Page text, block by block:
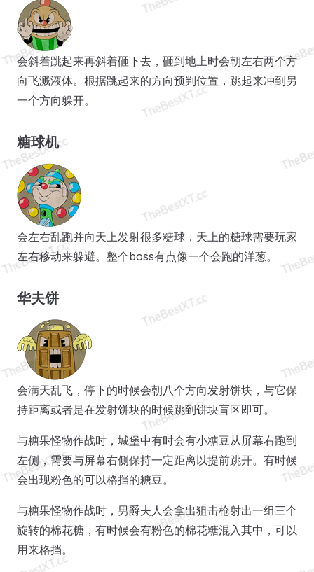
会斜着跳起来再斜着砸下去，砸到地上时会朝左右两个方
向飞溅液体。根据跳起来的方向预判位置，跳起来冲到另
一个方向躲开。
糖球机
会左右乱跑并向天上发射很多糖球，天上的糖球需要玩家
左右移动来躲避。整个boss有点像一个会跑的洋葱。
华夫饼
会满天乱飞，停下的时候会朝八个方向发射饼块，与它保
持距离或者是在发射饼块的时候跳到饼块盲区即可。
与糖果怪物作战时，城堡中有时会有小糖豆从屏幕右跑到
左侧，需要与屏幕右侧保持一定距离以提前跳开。有时候
会出现粉色的可以格挡的糖豆。
与糖果怪物作战时，男爵夫人会拿出狙击枪射出一组三个
旋转的棉花糖，有时候会有粉色的棉花糖混入其中，可以
用来格挡。